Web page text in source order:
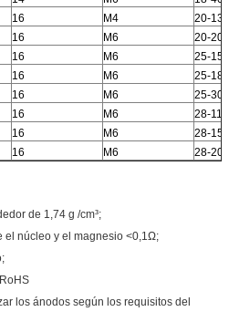
16 M4
20-130
16 M6
20-200
16 M6
25-150
16 M6
25-180
16 M6
25-300
16 M6
28-110
16 M6
28-150
16 M6 28-200
de 1,74 g /cm³;
el núcleo y el magnesio <0,1Ω;
los ánodos según los requisitos del